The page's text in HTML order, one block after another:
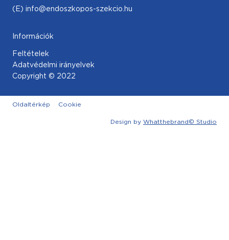
(E) info@endoszkopos-szekcio.hu
Információk
Feltételek
Adatvédelmi irányelvek
Copyright © 2022
Oldaltérkép Cookie
Design by Whatthebrand© Studio